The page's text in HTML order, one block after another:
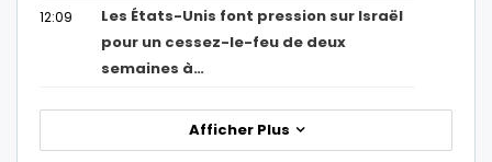
12:09
Les États-Unis font pression sur Israël
pour un cessez-le-feu de deux
semaines à…
Afficher Plus